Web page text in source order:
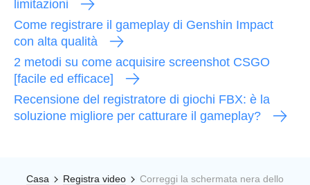
limitazioni
Come registrare il gameplay di Genshin Impact
con alta qualità
2 metodi su come acquisire screenshot CSGO
[facile ed efficace]
Recensione del registratore di giochi FBX: è la
soluzione migliore per catturare il gameplay?
Casa Registra video
Correggi la schermata nera dello